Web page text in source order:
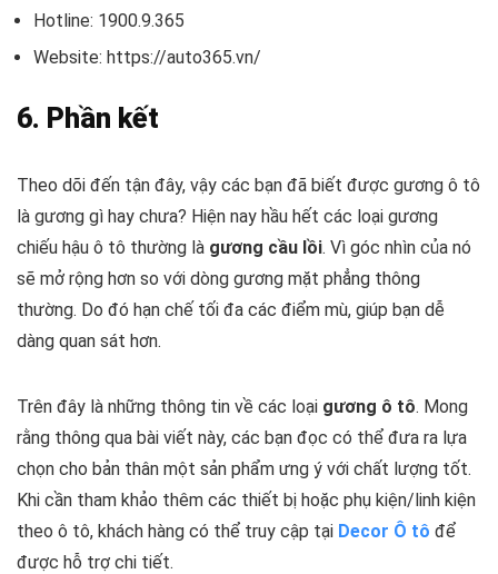
Hotline: 1900.9.365
Website: https://auto365.vn/
6. Phần kết
Theo dõi đến tận đây, vậy các bạn đã biết được gương ô tô
là gương gì hay chưa? Hiện nay hầu hết các loại gương
chiếu hậu ô tô thường là gương cầu lồi. Vì góc nhìn của nó
sẽ mở rộng hơn so với dòng gương mặt phẳng thông
thường. Do đó hạn chế tối đa các điểm mù, giúp bạn dễ
dàng quan sát hơn.
Trên đây là những thông tin về các loại gương ô tô. Mong
rằng thông qua bài viết này, các bạn đọc có thể đưa ra lựa
chọn cho bản thân một sản phẩm ưng ý với chất lượng tốt.
Khi cần tham khảo thêm các thiết bị hoặc phụ kiện/linh kiện
theo ô tô, khách hàng có thể truy cập tại Decor Ô tô để
được hỗ trợ chi tiết.